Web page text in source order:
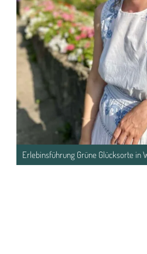
Erlebinsführung Grüne Glücksorte in